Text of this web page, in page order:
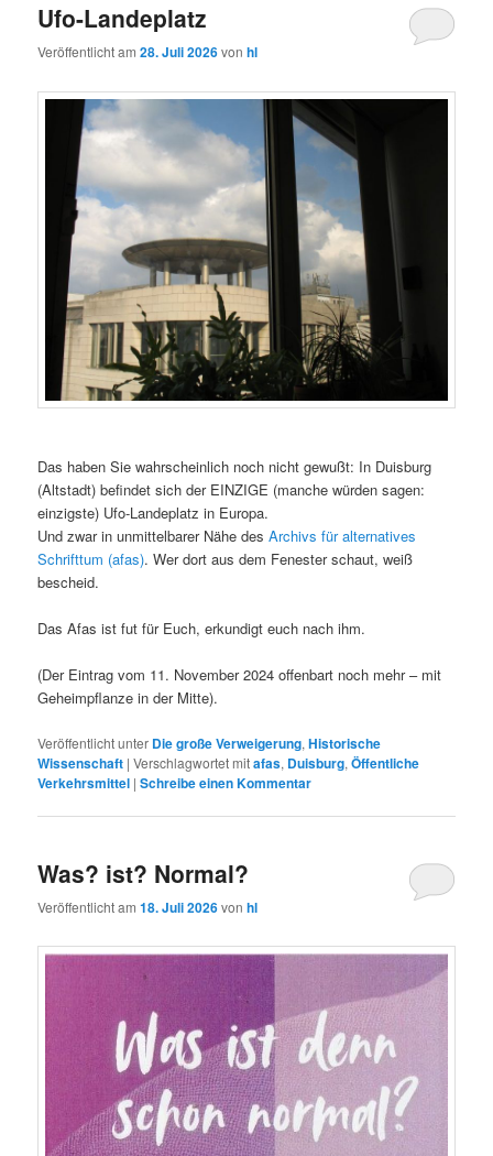
Ufo-Landeplatz
Veröffentlicht am28. Juli 2026vonhl
Das haben Sie wahrscheinlich noch nicht gewußt: In Duisburg
(Altstadt) befindet sich der EINZIGE (manche würden sagen:
einzigste) Ufo-Landeplatz in Europa.
Und zwar in unmittelbarer Nähe desArchivs für alternatives
Schrifttum (afas). Wer dort aus dem Fenester schaut, weiß
bescheid.
Das Afas ist fut für Euch, erkundigt euch nach ihm.
(Der Eintrag vom 11. November 2024 offenbart noch mehr – mit
Geheimpflanze in der Mitte).
Veröffentlicht unter Die große Verweigerung,Historische
Wissenschaft |Verschlagwortet mitafas, Duisburg,Öffentliche
Verkehrsmittel |Schreibe einen Kommentar
Was? ist? Normal?
Veröffentlicht am18. Juli 2026vonhl